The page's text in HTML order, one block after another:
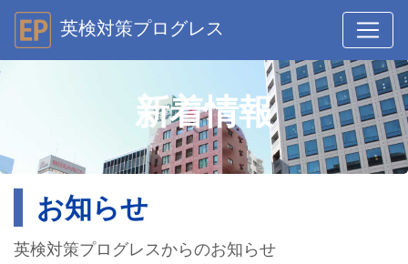
英検対策プログレス
新着情報
お知らせ
英検対策プログレスからのお知らせ